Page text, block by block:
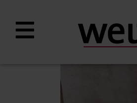
Inhalt